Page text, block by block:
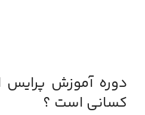
دوره آموزش
کسانی است ؟